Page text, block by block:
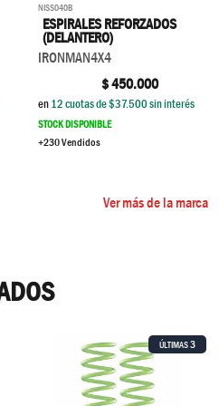
NISS040B
ESPIRALES REFORZADOS
(DELANTERO)
IRONMAN4X4
$450.000
en12cuotas de $37.500sin interés
STOCK DISPONIBLE
+230 Vendidos
Ver más de la marca
ÚLTIMAS3